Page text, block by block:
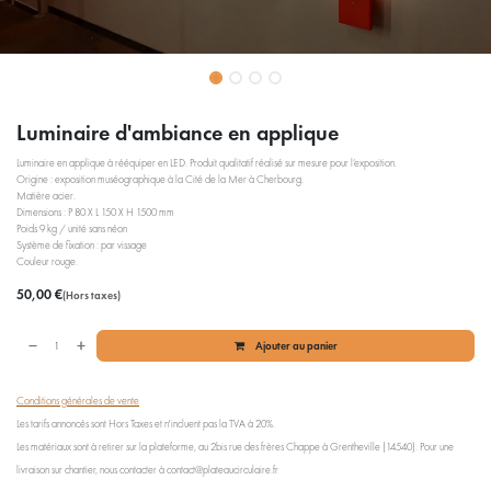
Luminaire d'ambiance en applique
Luminaire en applique à rééquiper en LED. Produit qualitatif réalisé sur mesure pour l’exposition.
Origine : exposition muséographique à la Cité de la Mer à Cherbourg.
Matière acier.
Dimensions : P 80 X L 150 X H 1500 mm
Poids 9 kg / unité sans néon
Système de fixation : par vissage
Couleur rouge.
50,00€(Hors taxes)
Ajouter au panier
Conditions générales de vente
Les tarifs annoncés sont Hors Taxes et n'incluent pas la TVA à 20%.
Les matériaux sont à retirer sur la plateforme, au 2bis rue des frères Chappe à Grentheville (14540). Pour une
livraison sur chantier, nous contacter à contact@plateaucirculaire.fr